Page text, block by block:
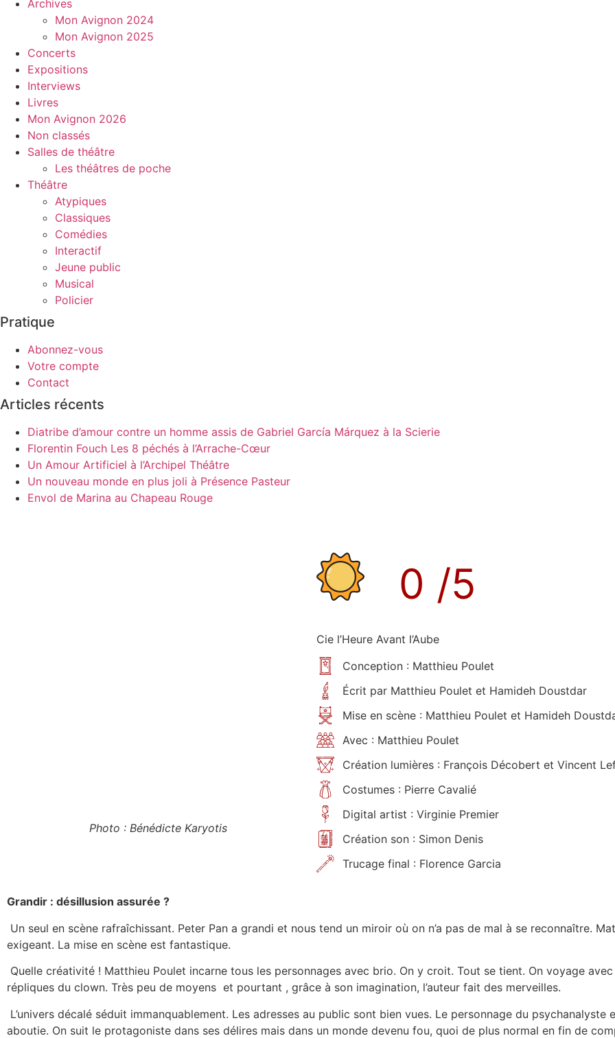
Archives
Mon Avignon 2024
Mon Avignon 2025
Concerts
Expositions
Interviews
Livres
Mon Avignon 2026
Non classés
Salles de théâtre
Les théâtres de poche
Théâtre
Atypiques
Classiques
Comédies
Interactif
Jeune public
Musical
Policier
Pratique
Abonnez-vous
Votre compte
Contact
Articles récents
Diatribe d’amour contre un homme assis de Gabriel García Márquez à la Scierie
Florentin Fouch Les 8 péchés à l’Arrache-Cœur
Un Amour Artificiel à l’Archipel Théâtre
Un nouveau monde en plus joli à Présence Pasteur
Envol de Marina au Chapeau Rouge
Photo : Bénédicte Karyotis
0 /5
Cie l’Heure Avant l’Aube
Conception : Matthieu Poulet
Écrit par Matthieu Poulet et Hamideh Doustdar
Mise en scène : Matthieu Poulet et Hamideh
Avec : Matthieu Poulet
Création lumières : François Décobert et Vincent
Costumes : Pierre Cavalié
Digital artist : Virginie Premier
Création son : Simon Denis
Trucage final : Florence Garcia
Grandir : désillusion assurée ?
Un seul en scène rafraîchissant. Peter Pan a grandi et nous tend un miroir où on n’a pas de mal à se reconnaître.
exigeant. La mise en scène est fantastique.
Quelle créativité ! Matthieu Poulet incarne tous les personnages avec brio. On y croit. Tout se tient. On voyage
répliques du clown. Très peu de moyens et pourtant , grâce à son imagination, l’auteur fait des merveilles.
L’univers décalé séduit immanquablement. Les adresses au public sont bien vues. Le personnage du
aboutie. On suit le protagoniste dans ses délires mais dans un monde devenu fou, quoi de plus normal en fin de